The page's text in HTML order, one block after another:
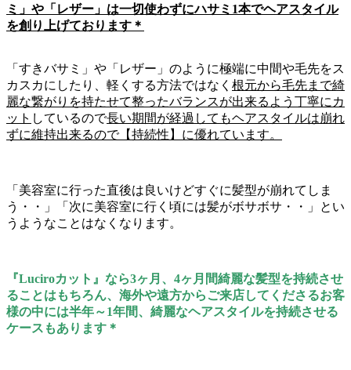
ミ」や「レザー」は一切使わずにハサミ1本でヘアスタイル
を創り上げております＊
「すきバサミ」や「レザー」のように極端に中間や毛先をス
カスカにしたり、軽くする方法ではなく 根元から毛先まで綺
麗な繋がりを持たせて整ったバランスが出来るよう丁寧にカ
ット しているので長い期間が経過してもヘアスタイルは崩れ
ずに維持出来るので【持続性】に優れています。
「美容室に行った直後は良いけどすぐに髪型が崩れてしま
う・・」「次に美容室に行く頃には髪がボサボサ・・」とい
うようなことはなくなります。
『Luciroカット』なら3ヶ月、4ヶ月間綺麗な髪型を持続させ
ることはもちろん、海外や遠方からご来店してくださるお客
様の中には半年～1年間、綺麗なヘアスタイルを持続させる
ケースもあります＊